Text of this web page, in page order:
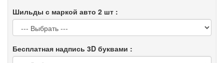
Шильды с маркой авто 2 шт :
Бесплатная надпись 3D буквами :